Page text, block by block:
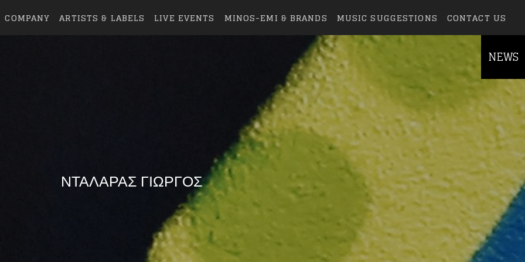
COMPANY ARTISTS & LABELS LIVE EVENTS MINOS-EMI & BRANDS MUSIC SUGGESTIONS CONTACT US
ΝΤΑΛΑΡΑΣ ΓΙΩΡΓΟΣ
NEWS